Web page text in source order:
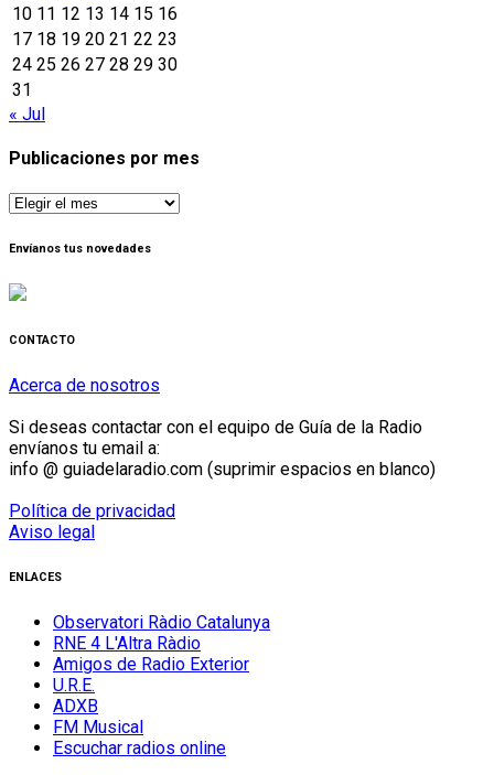
10 11 12 13 14 15 16
17 18 19 20 21 22 23
24 25 26 27 28 29 30
31
« Jul
Publicaciones por mes
Publicaciones
mes
Envíanos tus novedades
CONTACTO
Acerca de nosotros
Si deseas contactar con el equipo de Guía de la Radio
envíanos tu email a:
info @ guiadelaradio.com (suprimir espacios en blanco)
Política de privacidad
Aviso legal
ENLACES
Observatori Ràdio Catalunya
RNE 4 L'Altra Ràdio
Amigos de Radio Exterior
U.R.E.
ADXB
FM Musical
Escuchar radios online